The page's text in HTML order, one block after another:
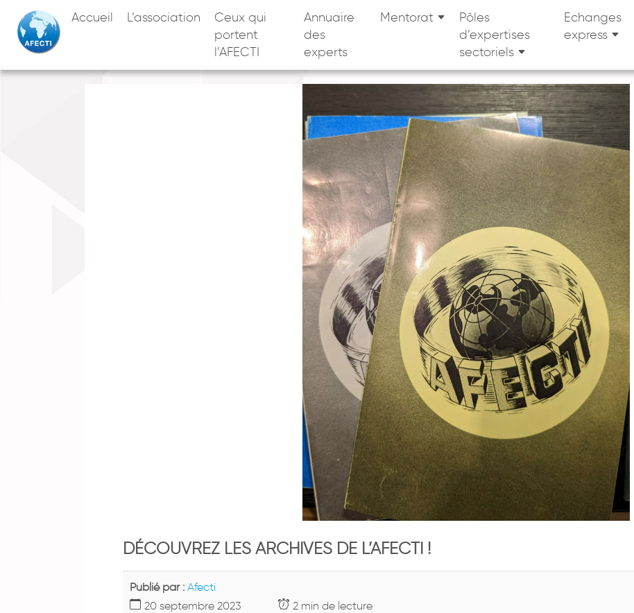
Accueil L’association
Ceux qui
portent
l’AFECTI
Annuaire
des
experts
Mentorat
Pôles
d’expertises
sectoriels
Echanges
express
DÉCOUVREZ LES ARCHIVES DE L’AFECTI !
Publié par : Afecti
20 septembre 2023
2 min de lecture